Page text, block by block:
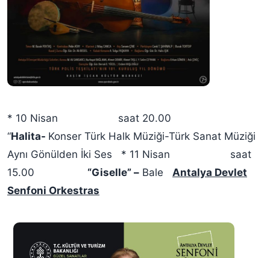
* 10 Nisan saat 20.00
“Halita- Konser Türk Halk Müziği-Türk Sanat Müziği
Aynı Gönülden İki Ses * 11 Nisan saat
15.00
“Giselle” – Bale Antalya Devlet
Senfoni Orkestras